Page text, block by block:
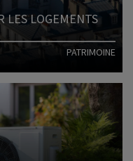
LES LOGEMENTS
PATRIMOINE
Lire l'article